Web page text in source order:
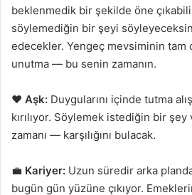
beklenmedik bir şekilde öne
söylemediğin bir şeyi
edecekler. Yengeç mevsiminin tam
unutma — bu senin zamanın.
❤️ Aşk: Duygularını içinde tutma
kırılıyor. Söylemek istediğin bir
zamanı — karşılığını bulacak.
💼 Kariyer: Uzun süredir arka
bugün gün yüzüne çıkıyor.